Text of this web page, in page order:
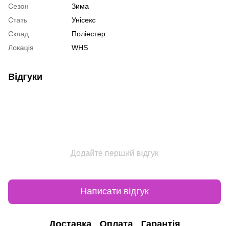
Сезон
Зима
Стать
Унісекс
Склад
Поліестер
Локація
WHS
Відгуки
Додайте перший відгук
Написати відгук